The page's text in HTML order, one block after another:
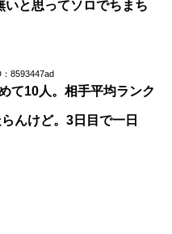
と思ってソロでちまち
：8593447ad
て10人。相手平均ランク
んけど。3日目で一日